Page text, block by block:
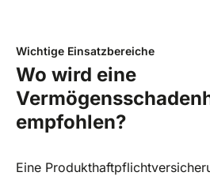
Wichtige Einsatzbereiche
Wo wird eine
empfohlen?
Eine